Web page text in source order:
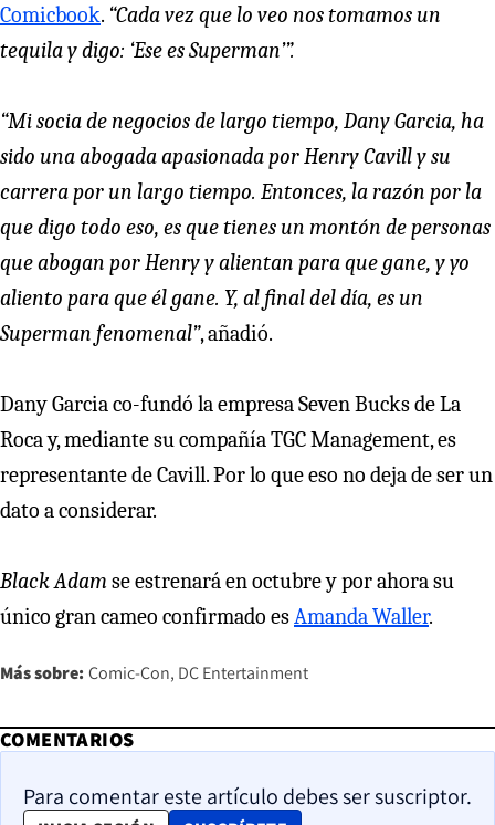
Comicbook. “Cada vez que lo veo nos tomamos un
tequila y digo: ‘Ese es Superman’”.
“Mi socia de negocios de largo tiempo, Dany Garcia, ha
sido una abogada apasionada por Henry Cavill y su
carrera por un largo tiempo. Entonces, la razón por la
que digo todo eso, es que tienes un montón de personas
que abogan por Henry y alientan para que gane, y yo
aliento para que él gane. Y, al final del día, es un
Superman fenomenal”, añadió.
Dany Garcia co-fundó la empresa Seven Bucks de La
Roca y, mediante su compañía TGC Management, es
representante de Cavill. Por lo que eso no deja de ser un
dato a considerar.
Black Adamse estrenará en octubre y por ahora su
único gran cameo confirmado esAmanda Waller.
Más sobre: Comic-Con DC Entertainment
COMENTARIOS
Para comentar este artículo debes ser suscriptor.